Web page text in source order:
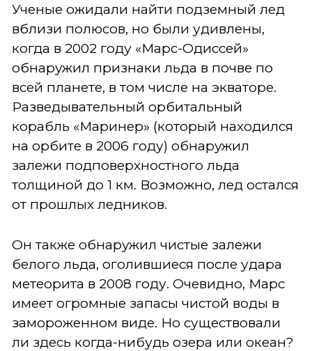
Ученые ожидали найти подземный лед
вблизи полюсов, но были удивлены,
когда в 2002 году «Марс-Одиссей»
обнаружил признаки льда в почве по
всей планете, в том числе на экваторе.
Разведывательный орбитальный
корабль «Маринер» (который находился
на орбите в 2006 году) обнаружил
залежи подповерхностного льда
толщиной до 1 км. Возможно, лед остался
от прошлых ледников.
Он также обнаружил чистые залежи
белого льда, оголившиеся после удара
метеорита в 2008 году. Очевидно, Марс
имеет огромные запасы чистой воды в
замороженном виде. Но существовали
ли здесь когда-нибудь озера или океан?